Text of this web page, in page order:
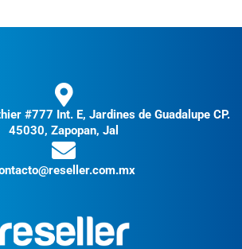
#777 Int. E, Jardines de Guadalupe CP.
45030, Zapopan, Jal